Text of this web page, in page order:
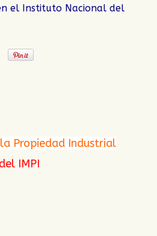
el Instituto Nacional del
Propiedad Industrial
IMPI